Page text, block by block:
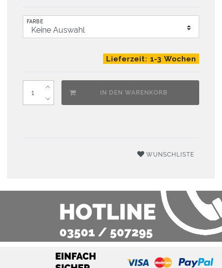
FARBE
Lieferzeit: 1-3 Wochen
IN DEN WARENKORB
WUNSCHLISTE